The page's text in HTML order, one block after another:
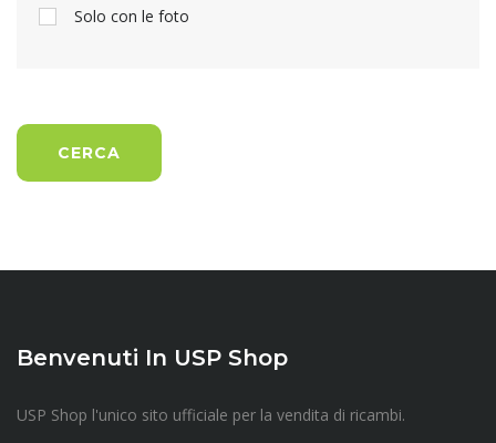
Solo con le foto
CERCA
Benvenuti In USP Shop
USP Shop l'unico sito ufficiale per la vendita di ricambi.